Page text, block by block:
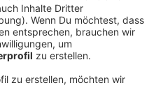
stehen den
2026 zur Verfügung.